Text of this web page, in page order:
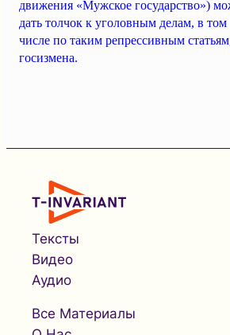
движения «Мужское государство»)
дать толчок к уголовным делам, в том
числе по таким репрессивным
госизмена.
Тексты
Видео
Аудио
Все Материалы